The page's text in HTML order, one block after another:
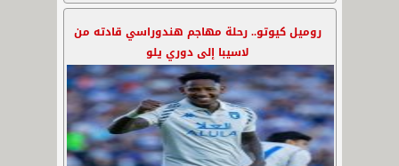
روميل كيوتو.. رحلة مهاجم هندوراسي قادته من
لاسيبا إلى دوري يلو